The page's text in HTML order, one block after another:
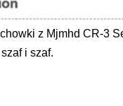
z Mjmhd CR-3
i szaf.